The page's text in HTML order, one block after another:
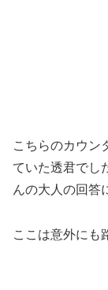
こちらのカウン
ていた透君でし
んの大人の回答
ここは意外にも